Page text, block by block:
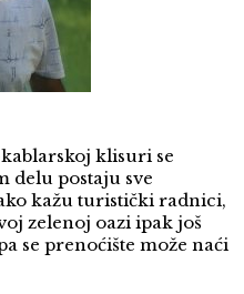
klisuri se
delu postaju sve
kažu turistički radnici,
zelenoj oazi ipak još
se prenoćište može naći